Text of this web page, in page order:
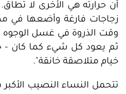
أن حرارته هي الأخرى لا
زجاجات فارغة وأضعها في
وقت الذروة في غسل الوجوه
ثم يعود كل شيء كما كان -
خيام متلاصقة خانقة".
تتحمل النساء النصيب الأكبر